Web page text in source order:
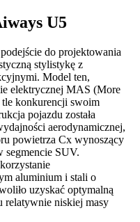
U5
do projektowania
stylistykę z
Model ten,
elektrycznej MAS (More
tle konkurencji swoim
pojazdu została
aerodynamicznej,
powietrza Cx wynoszący
segmencie SUV.
aluminium i stali o
uzyskać optymalną
relatywnie niskiej masy